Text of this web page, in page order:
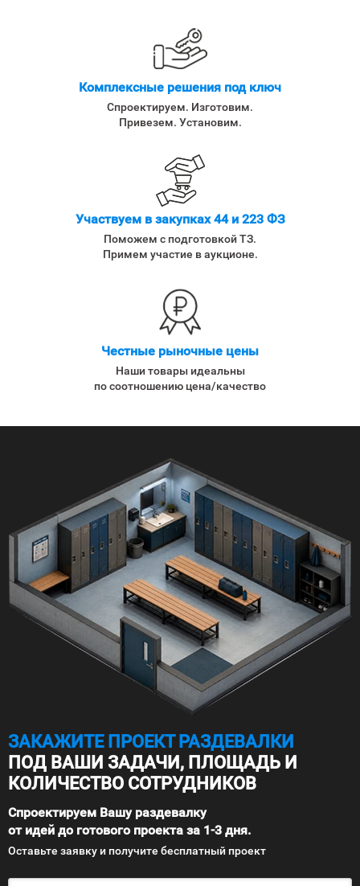
Комплексные решения под ключ
Спроектируем. Изготовим.
Привезем. Установим.
Участвуем в закупках 44 и 223 ФЗ
Поможем с подготовкой ТЗ.
Примем участие в аукционе.
Честные рыночные цены
Наши товары идеальны
по соотношению цена/качество
ЗАКАЖИТЕ ПРОЕКТ РАЗДЕВАЛКИ
ПОД ВАШИ ЗАДАЧИ, ПЛОЩАДЬ И
КОЛИЧЕСТВО СОТРУДНИКОВ
Спроектируем Вашу раздевалку
от идей до готового проекта за 1-3 дня.
Оставьте заявку и получите бесплатный проект